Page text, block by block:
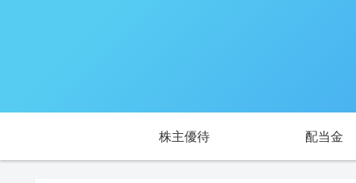
株主優待 配当金